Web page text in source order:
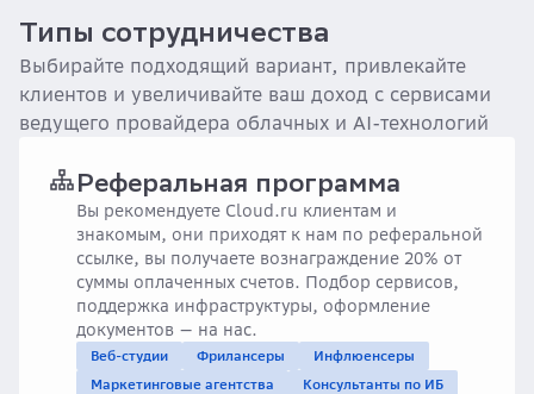
Типы сотрудничества
Выбирайте подходящий вариант, привлекайте
клиентов и увеличивайте ваш доход с сервисами
ведущего провайдера облачных и AI-технологий
Реферальная программа
Вы рекомендуете Cloud.ru клиентам и
знакомым, они приходят к нам по реферальной
ссылке, вы получаете вознаграждение 20% от
суммы оплаченных счетов. Подбор сервисов,
поддержка инфраструктуры, оформление
документов — на нас.
Веб-студии Фрилансеры
Инфлюенсеры
Маркетинговые агентства
Консультанты по ИБ